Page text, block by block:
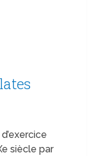
siècle par